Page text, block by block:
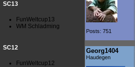
SC13
FunWeltcup13
WM Schladming
SC12
FunWeltcup12
Posts: 751
Georg1404
Haudegen